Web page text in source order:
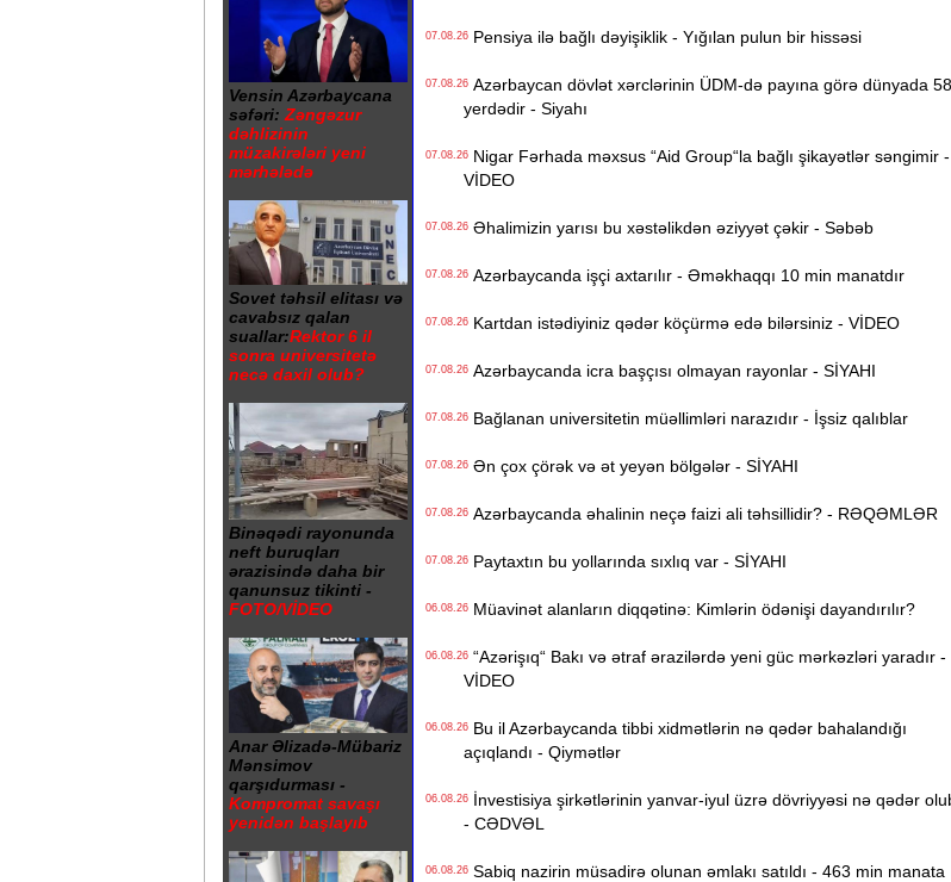
Vensin Azərbaycana
səfəri: Zəngəzur
dəhlizinin
müzakirələri yeni
mərhələdə
Sovet təhsil elitası və
cavabsız qalan
suallar:Rektor 6 il
sonra universitetə
necə daxil olub?
Binəqədi rayonunda
neft buruqları
ərazisində daha bir
qanunsuz tikinti -
FOTO/VİDEO
Anar Əlizadə-Mübariz
Mənsimov
qarşıdurması -
Kompromat savaşı
yenidən başlayıb
07.08.26Pensiya ilə bağlı dəyişiklik - Yığılan pulun bir hissəsi
07.08.26Azərbaycan dövlət xərclərinin ÜDM-də payına görə dünyada
yerdədir - Siyahı
07.08.26Nigar Fərhada məxsus “Aid Group“la bağlı şikayətlər səngimir -
VİDEO
07.08.26Əhalimizin yarısı bu xəstəlikdən əziyyət çəkir - Səbəb
07.08.26Azərbaycanda işçi axtarılır - Əməkhaqqı 10 min manatdır
07.08.26Kartdan istədiyiniz qədər köçürmə edə bilərsiniz - VİDEO
07.08.26Azərbaycanda icra başçısı olmayan rayonlar - SİYAHI
07.08.26Bağlanan universitetin müəllimləri narazıdır - İşsiz qalıblar
07.08.26Ən çox çörək və ət yeyən bölgələr - SİYAHI
07.08.26Azərbaycanda əhalinin neçə faizi ali təhsillidir? - RƏQƏMLƏR
07.08.26Paytaxtın bu yollarında sıxlıq var - SİYAHI
06.08.26Müavinət alanların diqqətinə: Kimlərin ödənişi dayandırılır?
06.08.26“Azərişıq“ Bakı və ətraf ərazilərdə yeni güc mərkəzləri yaradır -
VİDEO
06.08.26Bu il Azərbaycanda tibbi xidmətlərin nə qədər bahalandığı
açıqlandı - Qiymətlər
06.08.26İnvestisiya şirkətlərinin yanvar-iyul üzrə dövriyyəsi nə qədər
- CƏDVƏL
06.08.26Sabiq nazirin müsadirə olunan əmlakı satıldı - 463 min manata